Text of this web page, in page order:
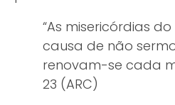
“As misericórdias
causa de não
renovam-se cada
23 (ARC)